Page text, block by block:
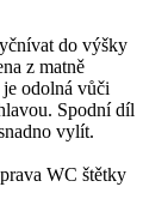
do výšky
z matně
je odolná vůči
Spodní díl
vylít.
WC štětky